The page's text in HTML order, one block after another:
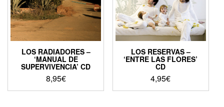
LOS RADIADORES –
‘MANUAL DE
SUPERVIVENCIA’ CD
8,95€
LOS RESERVAS –
‘ENTRE LAS FLORES’
CD
4,95€